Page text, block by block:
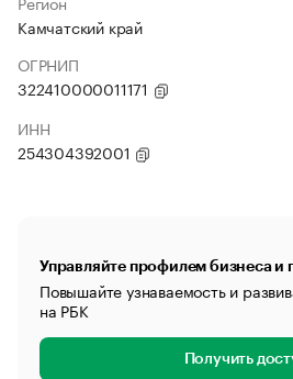
Камчатский край
ОГРНИП
322410000011171
ИНН
254304392001
Управляйте профилем бизнеса и
Повышайте узнаваемость и
на РБК
Получить